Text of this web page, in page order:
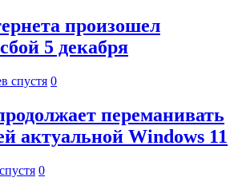
произошел
5 декабря
спустя 0
переманивать
актуальной Windows 11
0